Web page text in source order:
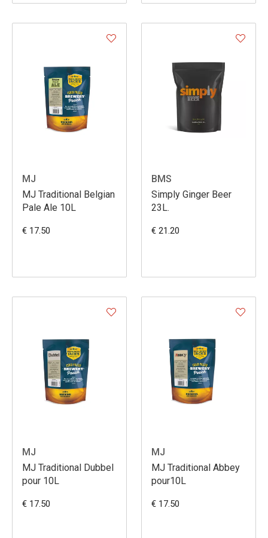
MJ
MJ Traditional Belgian
Pale Ale 10L
€ 17.50
BMS
Simply Ginger Beer
23L.
€ 21.20
MJ
MJ Traditional Dubbel
pour 10L
€ 17.50
MJ
MJ Traditional Abbey
pour10L
€ 17.50